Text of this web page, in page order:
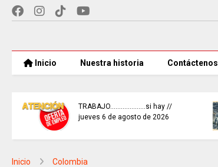
Inicio Nuestra historia Contáctenos
ENTIDADES PÚBLICAS reforzaron
la protección de datos y el uso
Inicio Colombia